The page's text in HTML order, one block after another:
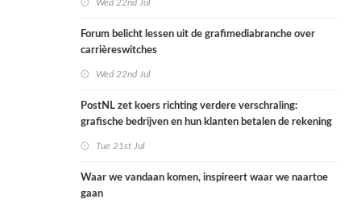
Wed 22nd Jul
Forum belicht lessen uit de grafimediabranche over
carrièreswitches
Wed 22nd Jul
PostNL zet koers richting verdere verschraling:
grafische bedrijven en hun klanten betalen de rekening
Tue 21st Jul
Waar we vandaan komen, inspireert waar we naartoe
gaan